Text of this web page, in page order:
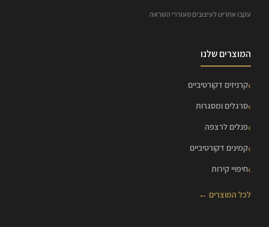
עקבו אחרינו לעיצובים מעוררי השראה
המוצרים שלנו
קרניזים דקורטיביים
סרגלים ומסגרות
פנלים לרצפה
קמינים דקורטיביים
חיפויי קירות
לכל המוצרים ←